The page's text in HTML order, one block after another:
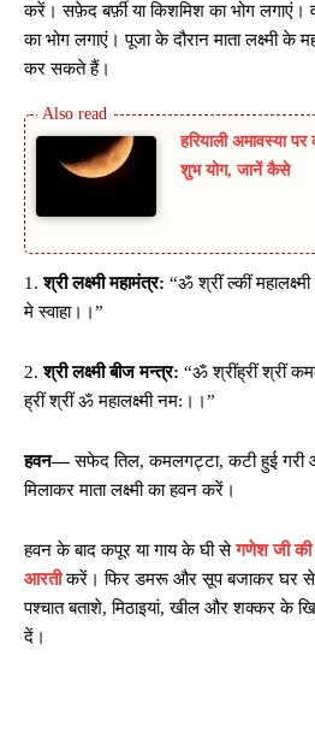
करें। सफ़ेद बर्फ़ी या किशमिश का भोग लगाएं।
का भोग लगाएं। पूजा के दौरान माता लक्ष्मी के
कर सकते हैं।
हरियाली अमावस्या
शुभ योग, जानें कैसे
1.श्री लक्ष्मी महामंत्र: “ॐ श्रीं ल्कीं महालक्ष्मी
मे स्वाहा।।”
2.श्री लक्ष्मी बीज मन्त्र: “ॐ श्रींह्रीं श्रीं
ह्रीं श्रीं ॐ महालक्ष्मी नम:।।”
हवन—सफेद तिल, कमलगट्टा, कटी हुई गरी
मिलाकर माता लक्ष्मी का हवन करें।
हवन के बाद कपूर या गाय के घी सेगणेश जी की
आरतीकरें। फिर डमरू और सूप बजाकर घर से
पश्चात बताशे, मिठाइयां, खील और शक्कर के
दें।